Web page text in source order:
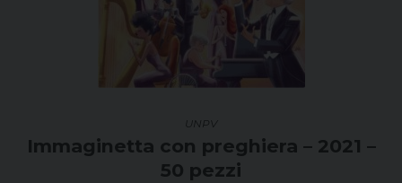
UNPV
Immaginetta con preghiera – 2021 –
50 pezzi